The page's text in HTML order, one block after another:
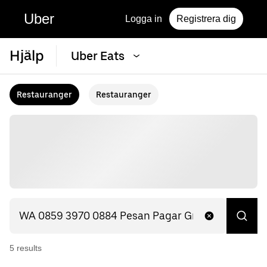
Uber Logga in Registrera dig
Hjälp Uber Eats
Restauranger Restauranger
5 results